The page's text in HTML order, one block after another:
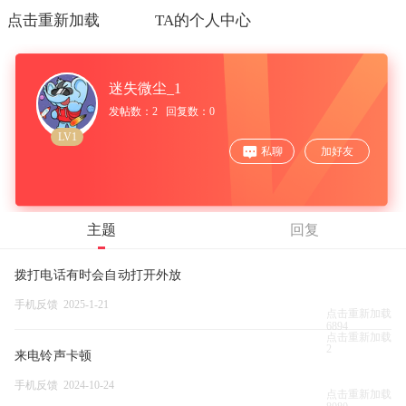
点击重新加载 TA的个人中心
LV1
迷失微尘_1
发帖数：2 回复数：0
私聊 加好友
主题 回复
拨打电话有时会自动打开外放
手机反馈 2025-1-21
点击重新加载
6894
点击重新加载
2
来电铃声卡顿
手机反馈 2024-10-24
点击重新加载